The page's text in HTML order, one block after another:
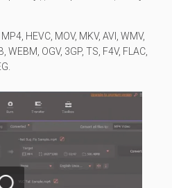
HEVC, MOV, MKV, AVI, WMV,
WEBM, OGV, 3GP, TS, F4V, FLAC,